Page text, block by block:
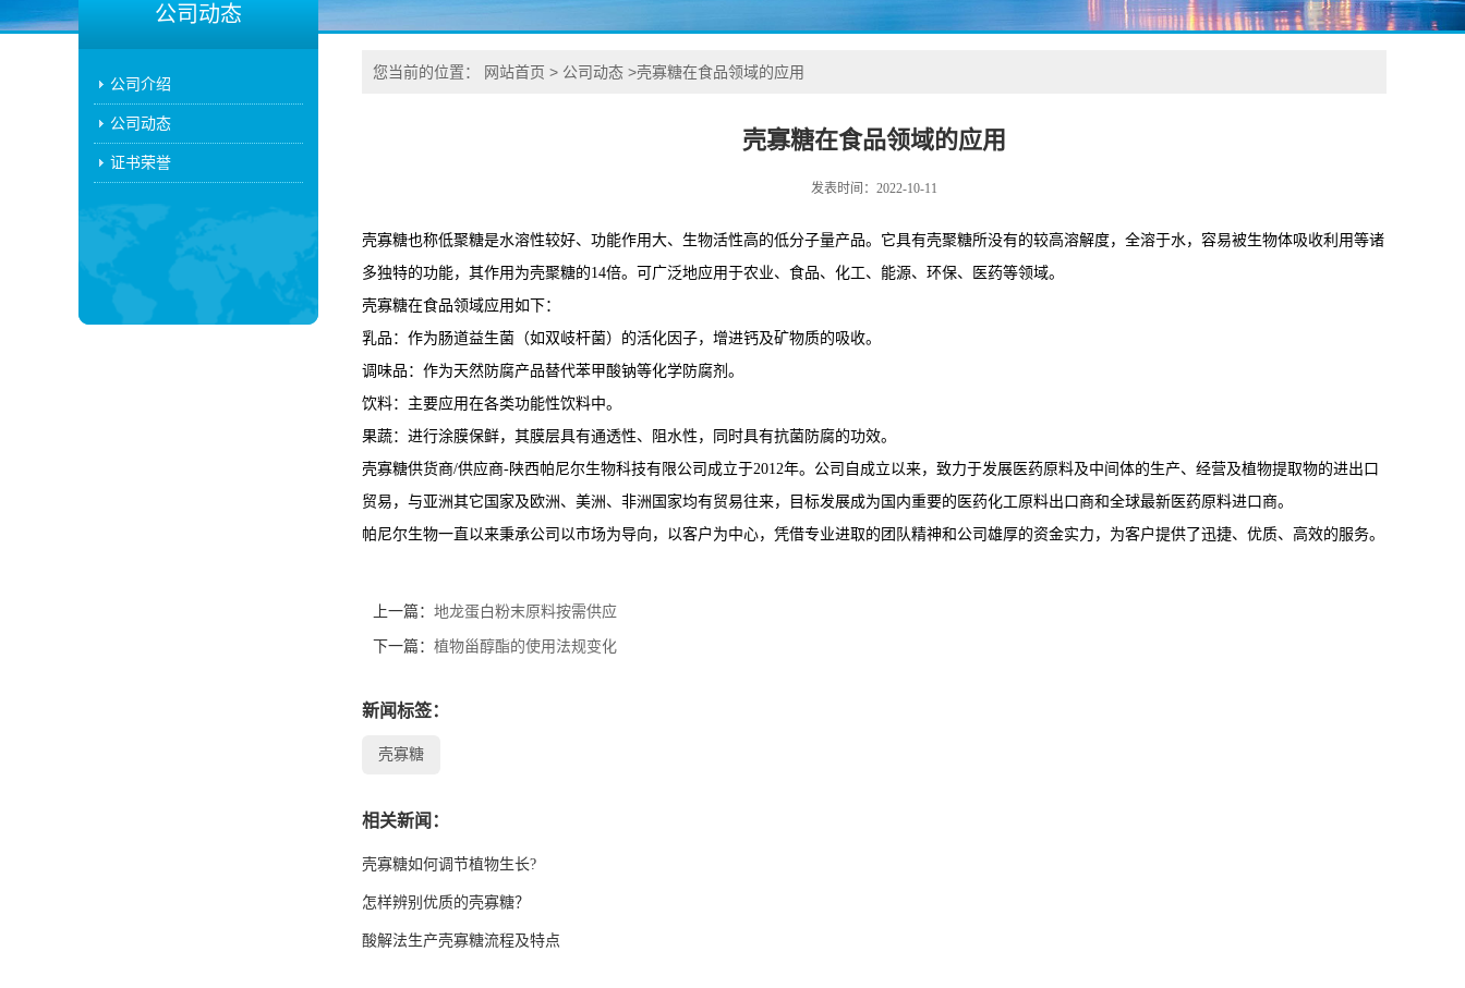
公司动态
公司介绍
公司动态
证书荣誉
您当前的位置： 网站首页 > 公司动态 >壳寡糖在食品领域的应用
壳寡糖在食品领域的应用
发表时间：2022-10-11
壳寡糖也称低聚糖是水溶性较好、功能作用大、生物活性高的低分子量产品。它具有壳聚糖所没有的较高溶解度，全溶于水，容易被生物体吸收利用等诸
多独特的功能，其作用为壳聚糖的14倍。可广泛地应用于农业、食品、化工、能源、环保、医药等领域。
壳寡糖在食品领域应用如下：
乳品：作为肠道益生菌（如双岐杆菌）的活化因子，增进钙及矿物质的吸收。
调味品：作为天然防腐产品替代苯甲酸钠等化学防腐剂。
饮料：主要应用在各类功能性饮料中。
果蔬：进行涂膜保鲜，其膜层具有通透性、阻水性，同时具有抗菌防腐的功效。
壳寡糖供货商/供应商-陕西帕尼尔生物科技有限公司成立于2012年。公司自成立以来，致力于发展医药原料及中间体的生产、经营及植物提取物的进出口
贸易，与亚洲其它国家及欧洲、美洲、非洲国家均有贸易往来，目标发展成为国内重要的医药化工原料出口商和全球最新医药原料进口商。
帕尼尔生物一直以来秉承公司以市场为导向，以客户为中心，凭借专业进取的团队精神和公司雄厚的资金实力，为客户提供了迅捷、优质、高效的服务。
上一篇： 地龙蛋白粉末原料按需供应
下一篇： 植物甾醇酯的使用法规变化
新闻标签：
壳寡糖
相关新闻：
壳寡糖如何调节植物生长?
怎样辨别优质的壳寡糖？
酸解法生产壳寡糖流程及特点